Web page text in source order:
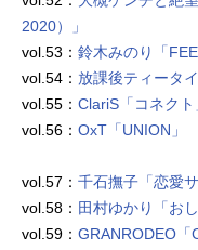
2020）」
vol.53： 鈴木みのり「
vol.54： 放課後ティータイ
vol.55： ClariS「コネクト
vol.56： OxT「UNION」
vol.57： 千石撫子「恋愛
vol.58： 田村ゆかり「お
vol.59： GRANRODEO「